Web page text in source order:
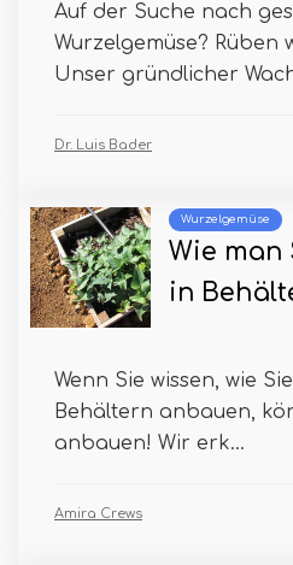
Auf der Suche nach
Wurzelgemüse? Rüben
Unser gründlicher
Dr. Luis Bader
Wurzelgemüse
Wie man
in
Wenn Sie wissen, wie
Behältern anbauen,
anbauen! Wir erk...
Amira Crews